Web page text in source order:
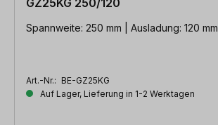
Spannweite: 250 mm | Ausladung: 120 mm
Art.-Nr.: BE-GZ25KG
Auf Lager, Lieferung in 1-2 Werktagen